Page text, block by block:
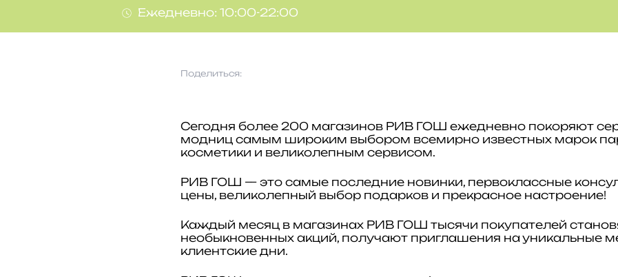
Ежедневно: 10:00-22:00
Поделиться:
Сегодня более 200 магазинов РИВ ГОШ ежедневно покоряют
модниц самым широким выбором всемирно известных марок
косметики и великолепным сервисом.
РИВ ГОШ — это самые последние новинки, первоклассные
цены, великолепный выбор подарков и прекрасное настроение!
Каждый месяц в магазинах РИВ ГОШ тысячи покупателей
необыкновенных акций, получают приглашения на уникальные
клиентские дни.